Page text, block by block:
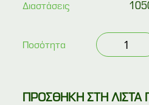
Διαστάσεις
Ποσότητα
Μεταχειρισμένη
μπανανάδικη
ΠΡΟΣΘΗΚΗ ΣΤΗ ΛΙΣΤΑ